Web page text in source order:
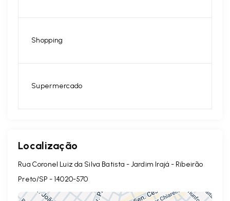
Shopping
Supermercado
Localização
Rua Coronel Luiz da Silva Batista - Jardim Irajá - Ribeirão
Preto/SP - 14020-570